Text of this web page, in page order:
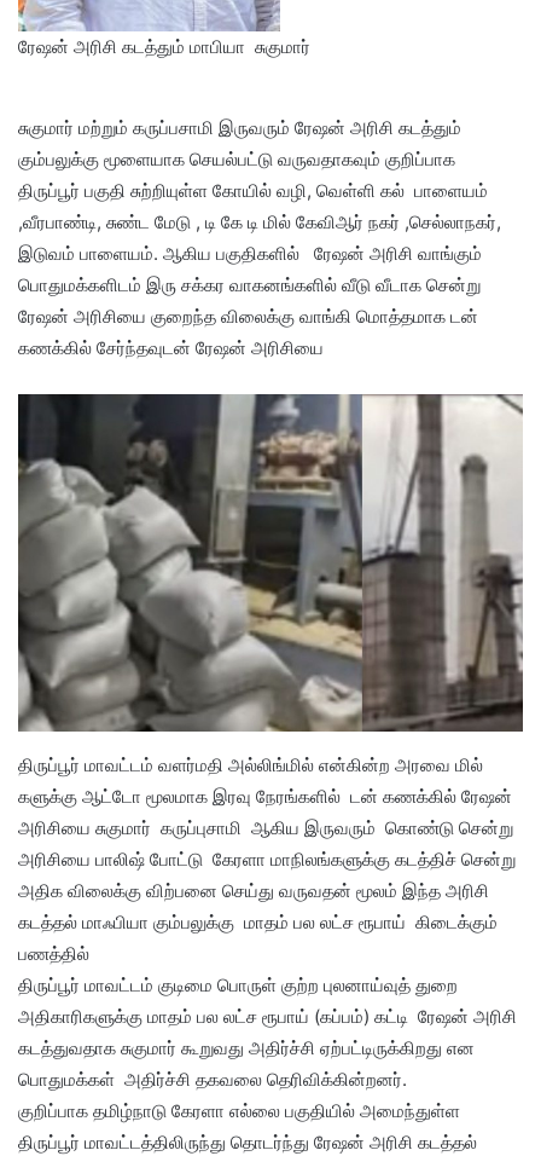
ரேஷன் அரிசி கடத்தும் மாபியா சுகுமார்
சுகுமார் மற்றும் கருப்பசாமி இருவரும் ரேஷன் அரிசி கடத்தும்
கும்பலுக்கு மூளையாக செயல்பட்டு வருவதாகவும் குறிப்பாக
திருப்பூர் பகுதி சுற்றியுள்ள கோயில் வழி, வெள்ளி கல் பாளையம்
,வீரபாண்டி, சுண்ட மேடு , டி கே டி மில் கேவிஆர் நகர் ,செல்லாநகர்,
இடுவம் பாளையம். ஆகிய பகுதிகளில் ரேஷன் அரிசி வாங்கும்
பொதுமக்களிடம் இரு சக்கர வாகனங்களில் வீடு வீடாக சென்று
ரேஷன் அரிசியை குறைந்த விலைக்கு வாங்கி மொத்தமாக டன்
கணக்கில் சேர்ந்தவுடன் ரேஷன் அரிசியை
திருப்பூர் மாவட்டம் வளர்மதி அல்லிங்மில் என்கின்ற அரவை மில்
களுக்கு ஆட்டோ மூலமாக இரவு நேரங்களில் டன் கணக்கில் ரேஷன்
அரிசியை சுகுமார் கருப்புசாமி ஆகிய இருவரும் கொண்டு சென்று
அரிசியை பாலிஷ் போட்டு கேரளா மாநிலங்களுக்கு கடத்திச் சென்று
அதிக விலைக்கு விற்பனை செய்து வருவதன் மூலம் இந்த அரிசி
கடத்தல் மாஃபியா கும்பலுக்கு மாதம் பல லட்ச ரூபாய் கிடைக்கும்
பணத்தில்
திருப்பூர் மாவட்டம் குடிமை பொருள் குற்ற புலனாய்வுத் துறை
அதிகாரிகளுக்கு மாதம் பல லட்ச ரூபாய் (கப்பம்) கட்டி ரேஷன் அரிசி
கடத்துவதாக சுகுமார் கூறுவது அதிர்ச்சி ஏற்பட்டிருக்கிறது என
பொதுமக்கள் அதிர்ச்சி தகவலை தெரிவிக்கின்றனர்.
குறிப்பாக தமிழ்நாடு கேரளா எல்லை பகுதியில் அமைந்துள்ள
திருப்பூர் மாவட்டத்திலிருந்து தொடர்ந்து ரேஷன் அரிசி கடத்தல்